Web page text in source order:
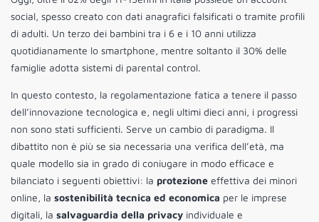
social, spesso creato con dati anagrafici falsificati o tramite profili
di adulti. Un terzo dei bambini tra i 6 e i 10 anni utilizza
quotidianamente lo smartphone, mentre soltanto il 30% delle
famiglie adotta sistemi di parental control.
In questo contesto, la regolamentazione fatica a tenere il passo
dell’innovazione tecnologica e, negli ultimi dieci anni, i progressi
non sono stati sufficienti. Serve un cambio di paradigma. Il
dibattito non è più se sia necessaria una verifica dell’età, ma
quale modello sia in grado di coniugare in modo efficace e
bilanciato i seguenti obiettivi: la protezione effettiva dei minori
online, la sostenibilità tecnica ed economica per le imprese
digitali, la salvaguardia della privacy individuale e